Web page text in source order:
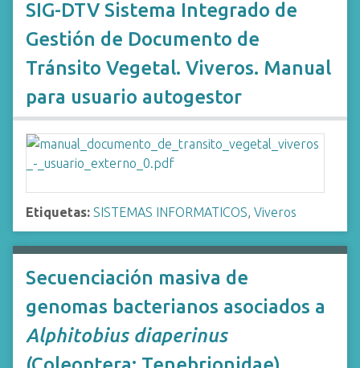
SIG-DTV Sistema Integrado de
Gestión de Documento de
Tránsito Vegetal. Viveros. Manual
para usuario autogestor
Etiquetas: SISTEMAS INFORMATICOS, Viveros
Secuenciación masiva de
genomas bacterianos asociados a
Alphitobius diaperinus